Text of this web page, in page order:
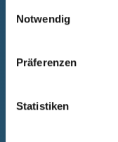
Notwendig
Präferenzen
Statistiken